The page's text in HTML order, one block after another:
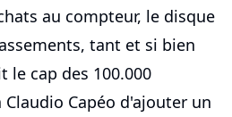
au compteur, le disque
tant et si bien
le cap des 100.000
Capéo d'ajouter un